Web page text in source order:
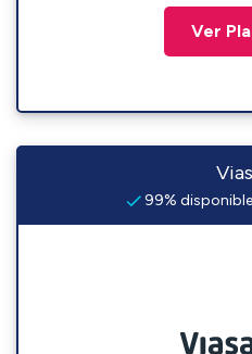
Ver
99%